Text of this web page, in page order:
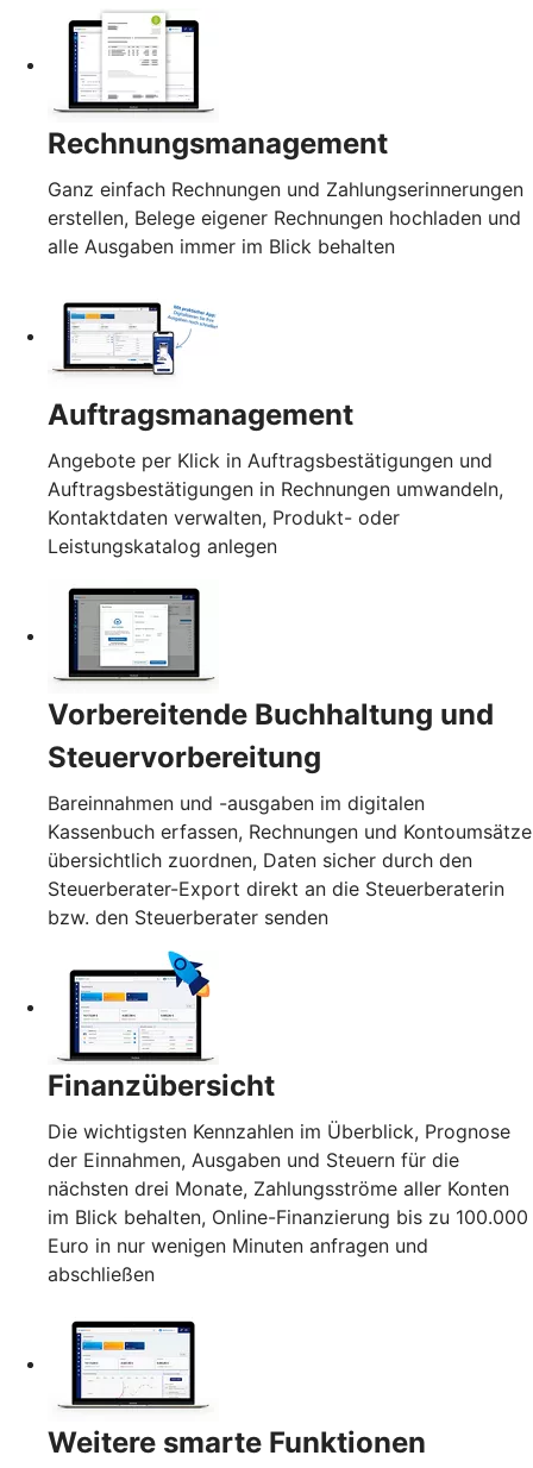
Rechnungsmanagement
Ganz einfach Rechnungen und Zahlungserinnerungen
erstellen, Belege eigener Rechnungen hochladen und
alle Ausgaben immer im Blick behalten
Auftragsmanagement
Angebote per Klick in Auftragsbestätigungen und
Auftragsbestätigungen in Rechnungen umwandeln,
Kontaktdaten verwalten, Produkt- oder
Leistungskatalog anlegen
Vorbereitende Buchhaltung und
Steuervorbereitung
Bareinnahmen und -ausgaben im digitalen
Kassenbuch erfassen, Rechnungen und Kontoumsätze
übersichtlich zuordnen, Daten sicher durch den
Steuerberater-Export direkt an die Steuerberaterin
bzw. den Steuerberater senden
Finanzübersicht
Die wichtigsten Kennzahlen im Überblick, Prognose
der Einnahmen, Ausgaben und Steuern für die
nächsten drei Monate, Zahlungsströme aller Konten
im Blick behalten, Online-Finanzierung bis zu 100.000
Euro in nur wenigen Minuten anfragen und
abschließen
Weitere smarte Funktionen